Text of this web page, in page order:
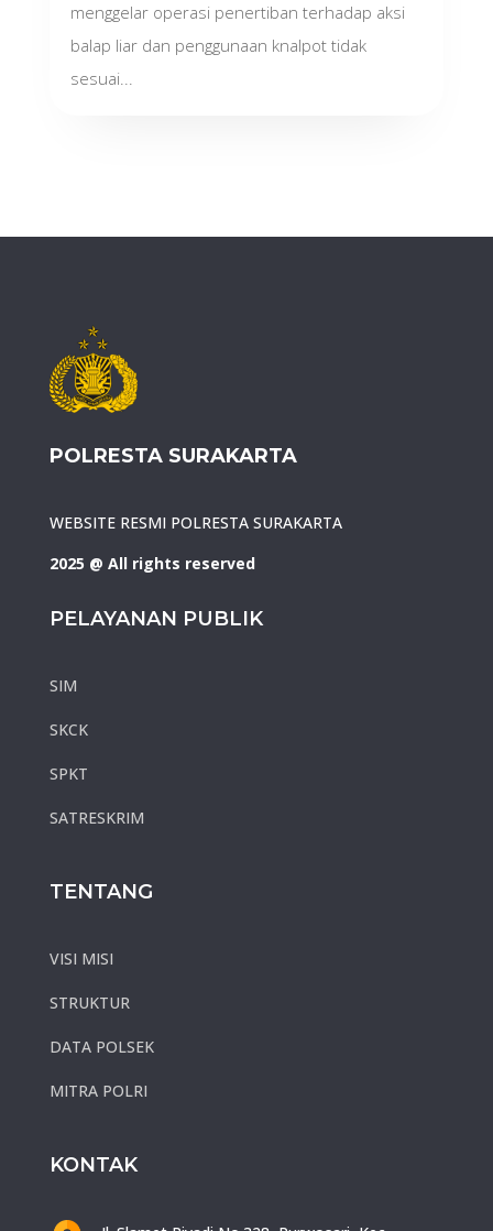
menggelar operasi penertiban terhadap aksi
balap liar dan penggunaan knalpot tidak
sesuai...
POLRESTA SURAKARTA
WEBSITE RESMI POLRESTA SURAKARTA
2025 @ All rights reserved
PELAYANAN PUBLIK
SIM
SKCK
SPKT
SATRESKRIM
TENTANG
VISI MISI
STRUKTUR
DATA POLSEK
MITRA POLRI
KONTAK